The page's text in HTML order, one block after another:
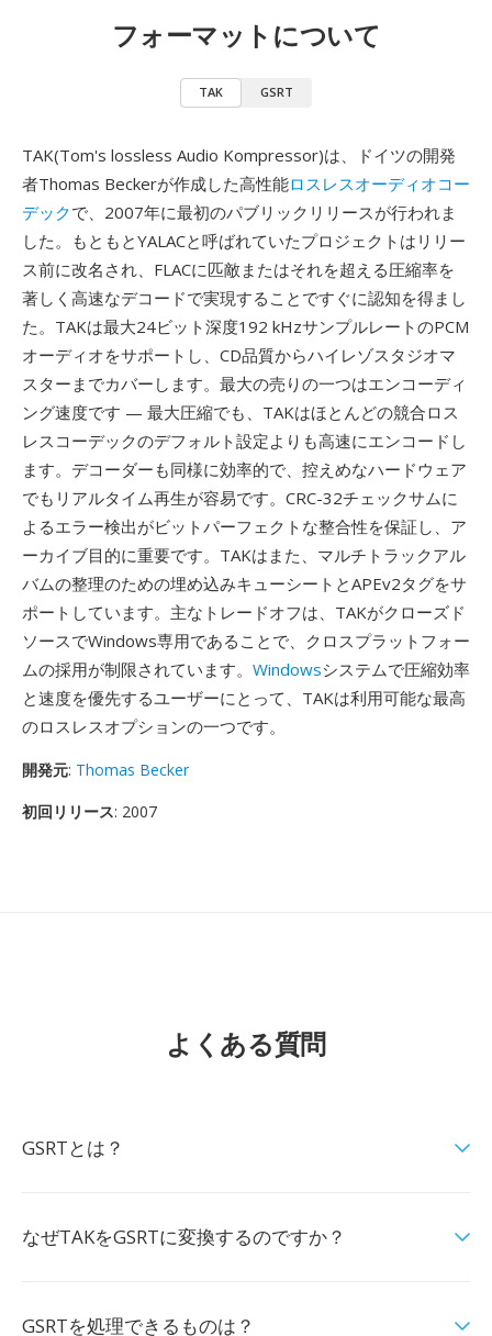
フォーマットについて
TAK GSRT
TAK(Tom's lossless Audio Kompressor)は、ドイツの開発
者Thomas Beckerが作成した高性能ロスレスオーディオコー
デックで、2007年に最初のパブリックリリースが行われま
した。もともとYALACと呼ばれていたプロジェクトはリリー
ス前に改名され、FLACに匹敵またはそれを超える圧縮率を
著しく高速なデコードで実現することですぐに認知を得まし
た。TAKは最大24ビット深度192 kHzサンプルレートのPCM
オーディオをサポートし、CD品質からハイレゾスタジオマ
スターまでカバーします。最大の売りの一つはエンコーディ
ング速度です — 最大圧縮でも、TAKはほとんどの競合ロス
レスコーデックのデフォルト設定よりも高速にエンコードし
ます。デコーダーも同様に効率的で、控えめなハードウェア
でもリアルタイム再生が容易です。CRC-32チェックサムに
よるエラー検出がビットパーフェクトな整合性を保証し、ア
ーカイブ目的に重要です。TAKはまた、マルチトラックアル
バムの整理のための埋め込みキューシートとAPEv2タグをサ
ポートしています。主なトレードオフは、TAKがクローズド
ソースでWindows専用であることで、クロスプラットフォー
ムの採用が制限されています。 Windowsシステムで圧縮効率
と速度を優先するユーザーにとって、TAKは利用可能な最高
のロスレスオプションの一つです。
開発元: Thomas Becker
初回リリース: 2007
よくある質問
GSRTとは？
なぜTAKをGSRTに変換するのですか？
GSRTを処理できるものは？